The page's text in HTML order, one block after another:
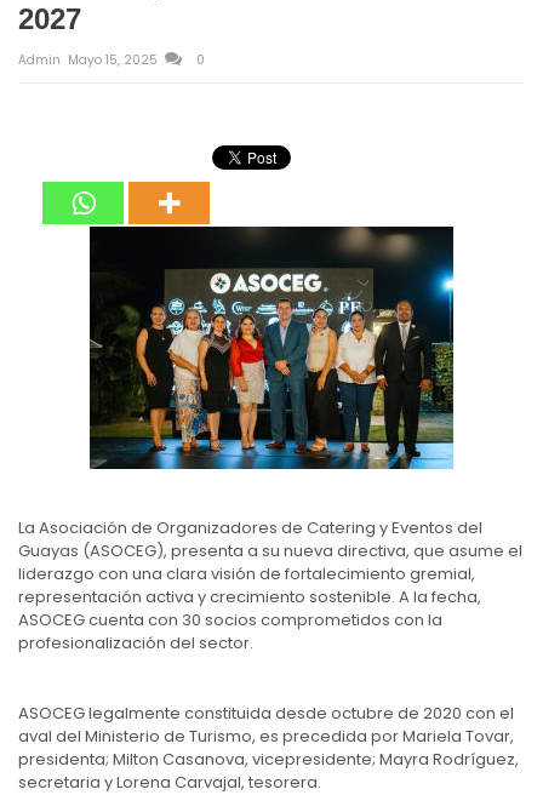
2027
Admin Mayo 15, 2025 0
La Asociación de Organizadores de Catering y Eventos del
Guayas (ASOCEG), presenta a su nueva directiva, que asume el
liderazgo con una clara visión de fortalecimiento gremial,
representación activa y crecimiento sostenible. A la fecha,
ASOCEG cuenta con 30 socios comprometidos con la
profesionalización del sector.
ASOCEG legalmente constituida desde octubre de 2020 con el
aval del Ministerio de Turismo, es precedida por Mariela Tovar,
presidenta; Milton Casanova, vicepresidente; Mayra Rodríguez,
secretaria y Lorena Carvajal, tesorera.